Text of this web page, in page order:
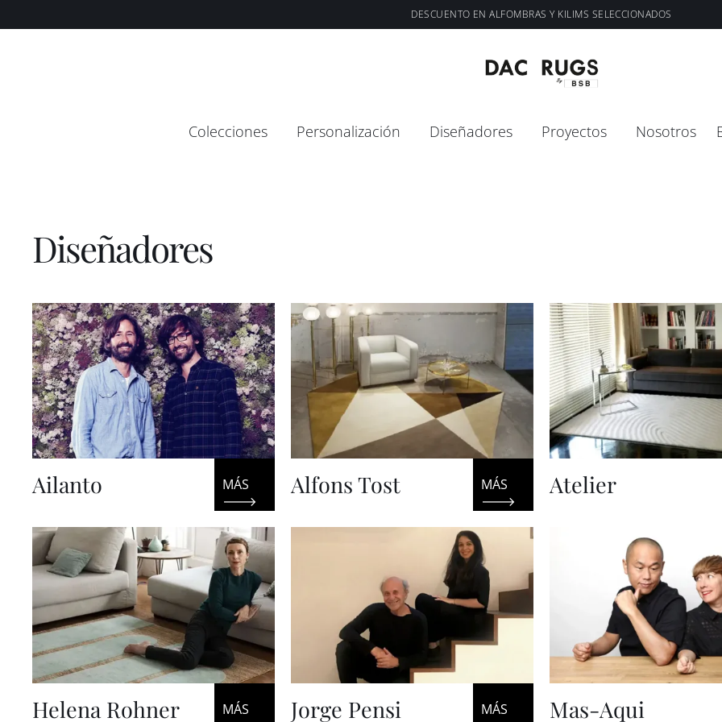
DESCUENTO EN ALFOMBRAS Y KILIMS SELECCIONADOS
Colecciones Personalización Diseñadores Proyectos Nosotros
Diseñadores
Ailanto Alfons Tost Atelier
Helena Rohner Jorge Pensi Mas-Aqui